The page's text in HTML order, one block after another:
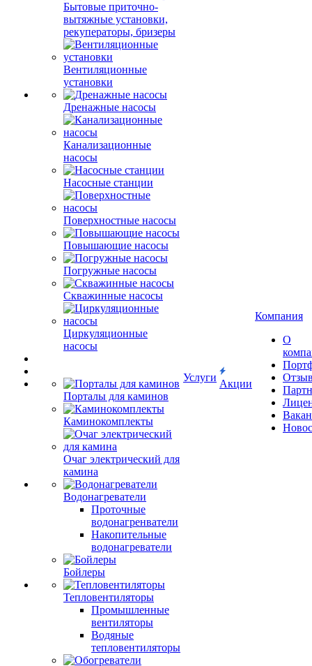
Бытовые приточно-
вытяжные установки,
рекуператоры, бризеры
Вентиляционные
установки
Дренажные насосы
Канализационные
насосы
Насосные станции
Поверхностные насосы
Повышающие насосы
Погружные насосы
Скважинные насосы
Циркуляционные
насосы
Порталы для каминов
Каминокомплекты
Очаг электрический для
камина
Водонагреватели
Проточные
водонагренватели
Накопительные
водонагреватели
Бойлеры
Тепловентиляторы
Промышленные
вентиляторы
Водяные
тепловентиляторы
Услуги
Акции
Компания
О